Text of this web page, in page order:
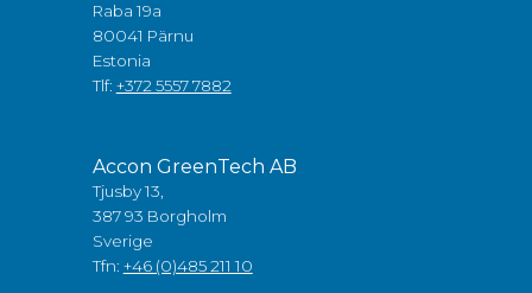
Raba 19a
80041 Pärnu
Estonia
Tlf: +372 5557 7882
Accon GreenTech AB
Tjusby 13,
387 93 Borgholm
Sverige
Tfn: +46 (0)485 211 10